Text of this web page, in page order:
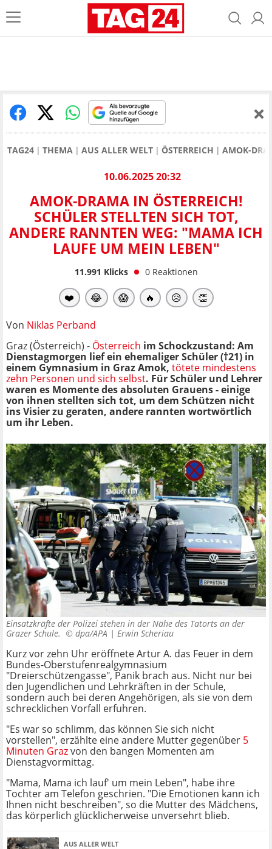
TAG24 THEMA AUS ALLER WELT ÖSTERREICH AMOK-
10.06.2025 20:32
AMOK-DRAMA IN ÖSTERREICH!
SCHÜLER STELLTEN SICH TOT,
ANDERE RANNTEN WEG: "MAMA ICH
LAUFE UM MEIN LEBEN"
11.991 Klicks 0 Reaktionen
❤️ 😂 😱 🔥 😥 👏
Von Niklas Perband
Graz (Österreich) - Österreich im Schockzustand: Am
Dienstagmorgen lief ein ehemaliger Schüler (†21) in
einem Gymnasium in Graz Amok, tötete mindestens
zehn Personen und sich selbst. Für Schüler und Lehrer
waren es Momente des absoluten Grauens - einige
von ihnen stellten sich tot, um dem Schützen nicht
ins Visier zu geraten, andere rannten wortwörtlich
um ihr Leben.
Einsatzkräfte der Polizei stehen in der Nähe des Tatorts an der
Grazer Schule. © dpa/APA | Erwin Scheriau
Kurz vor zehn Uhr eröffnete Artur A. das Feuer in dem
Bundes-Oberstufenrealgymnasium
"Dreierschützengasse", Panik brach aus. Nicht nur bei
den Jugendlichen und Lehrkräften in der Schule,
sondern auch bei deren Angehörigen, als sie von dem
schrecklichen Vorfall erfuhren.
"Es war so schlimm, das können Sie sich nicht
vorstellen", erzählte eine andere Mutter gegenüber 5
Minuten Grazvon den bangen Momenten am
Dienstagvormittag.
"Mama, Mama ich lauf' um mein Leben", habe ihre
Tochter am Telefon geschrien. "Die Emotionen kann ich
Ihnen nicht beschreiben", so die Mutter des Mädchens,
das körperlich glücklicherweise unversehrt blieb.
AUS ALLER WELT